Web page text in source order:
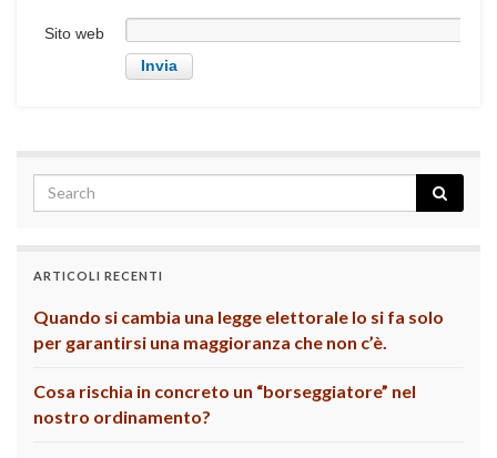
Sito web
ARTICOLI RECENTI
Quando si cambia una legge elettorale lo si fa solo
per garantirsi una maggioranza che non c’è.
Cosa rischia in concreto un “borseggiatore” nel
nostro ordinamento?